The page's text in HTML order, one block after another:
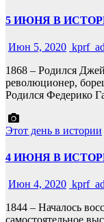
5 ИЮНЯ В
Июн 5, 2020
1868 – Родился
революционер,
Родился Федерико
Этот день в истории
4 ИЮНЯ В
Июн 4, 2020
1844 – Началось